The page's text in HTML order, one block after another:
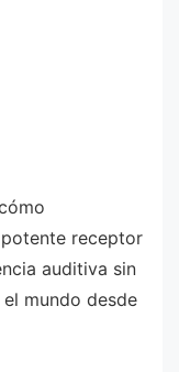
receptor
auditiva sin
mundo desde